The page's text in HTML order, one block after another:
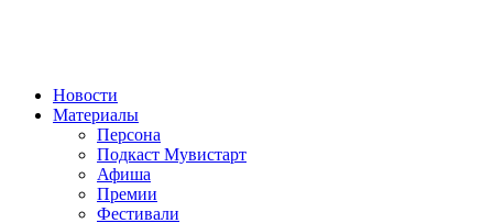
Новости
Материалы
Персона
Подкаст Мувистарт
Афиша
Премии
Фестивали